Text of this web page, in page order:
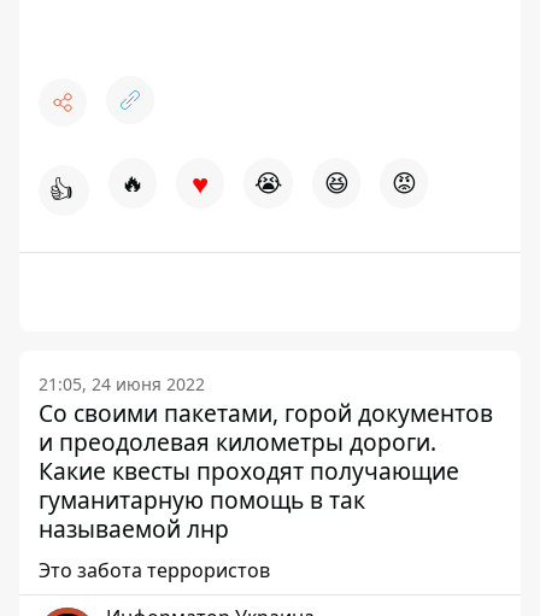
👍 🔥 ♥ 😭 😆 😡
21:05, 24 июня 2022
Со своими пакетами, горой документов
и преодолевая километры дороги.
Какие квесты проходят получающие
гуманитарную помощь в так
называемой лнр
Это забота террористов